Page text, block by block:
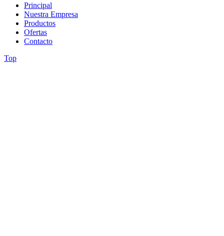
Principal
Nuestra Empresa
Productos
Ofertas
Contacto
Top